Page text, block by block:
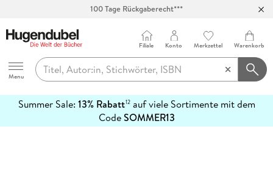
100 Tage Rückgaberecht***
Hugendubel
Menu
Filiale Konto Merkzettel Warenkorb
Summer Sale: 13% Rabatt12auf viele Sortimente mit dem
CodeSOMMER13
erfahren